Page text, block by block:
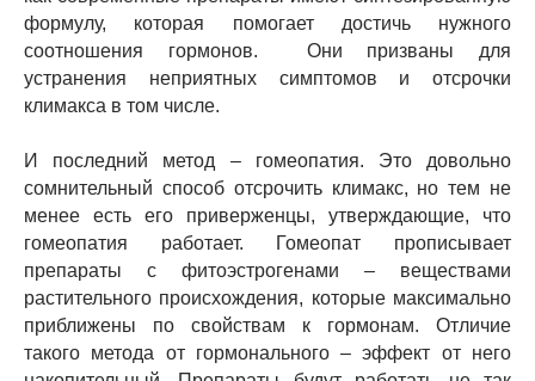
формулу, которая помогает достичь нужного
соотношения гормонов. Они призваны для
устранения неприятных симптомов и отсрочки
климакса в том числе.
И последний метод – гомеопатия. Это довольно
сомнительный способ отсрочить климакс, но тем не
менее есть его приверженцы, утверждающие, что
гомеопатия работает. Гомеопат прописывает
препараты с фитоэстрогенами – веществами
растительного происхождения, которые максимально
приближены по свойствам к гормонам. Отличие
такого метода от гормонального – эффект от него